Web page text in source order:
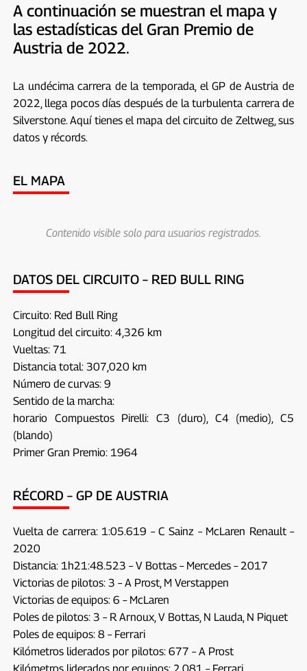
A continuación se muestran el mapa y
las estadísticas del Gran Premio de
Austria de 2022.
La undécima carrera de la temporada, el GP de Austria de
2022, llega pocos días después de la turbulenta carrera de
Silverstone. Aquí tienes el mapa del circuito de Zeltweg, sus
datos y récords.
EL MAPA
Contenido visible solo para usuarios registrados.
DATOS DEL CIRCUITO – RED BULL RING
Circuito: Red Bull Ring
Longitud del circuito: 4,326 km
Vueltas: 71
Distancia total: 307,020 km
Número de curvas: 9
Sentido de la marcha:
horario Compuestos Pirelli: C3 (duro), C4 (medio), C5
(blando)
Primer Gran Premio: 1964
RÉCORD – GP DE AUSTRIA
Vuelta de carrera: 1:05.619 – C Sainz – McLaren Renault –
2020
Distancia: 1h21:48.523 – V Bottas – Mercedes – 2017
Victorias de pilotos: 3 – A Prost, M Verstappen
Victorias de equipos: 6 – McLaren
Poles de pilotos: 3 – R Arnoux, V Bottas, N Lauda, ​​N Piquet
Poles de equipos: 8 – Ferrari
Kilómetros liderados por pilotos: 677 – A Prost